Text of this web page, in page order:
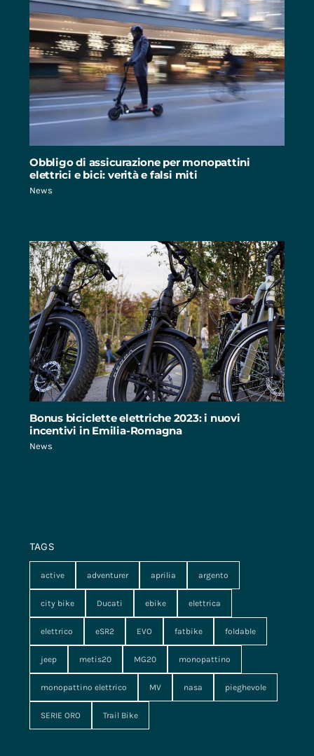
Obbligo di assicurazione per monopattini
elettrici e bici: verità e falsi miti
News
Bonus biciclette elettriche 2023: i nuovi
incentivi in Emilia-Romagna
News
TAGS
active adventurer aprilia argento
city bike Ducati ebike elettrica
elettrico eSR2 EVO fatbike foldable
jeep metis20 MG20 monopattino
monopattino elettrico MV nasa pieghevole
SERIE ORO Trail Bike